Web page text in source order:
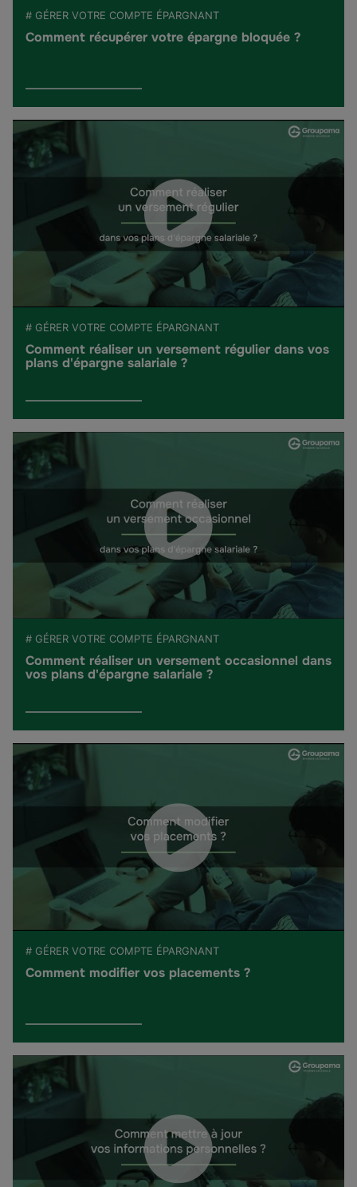
# GÉRER VOTRE COMPTE ÉPARGNANT
Comment récupérer votre épargne bloquée ?
# GÉRER VOTRE COMPTE ÉPARGNANT
Comment réaliser un versement régulier dans vos
plans d'épargne salariale ?
# GÉRER VOTRE COMPTE ÉPARGNANT
Comment réaliser un versement occasionnel dans
vos plans d'épargne salariale ?
# GÉRER VOTRE COMPTE ÉPARGNANT
Comment modifier vos placements ?